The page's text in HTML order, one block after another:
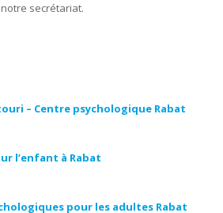
secrétariat.
– Centre psychologique Rabat
l’enfant à Rabat
pour les adultes Rabat